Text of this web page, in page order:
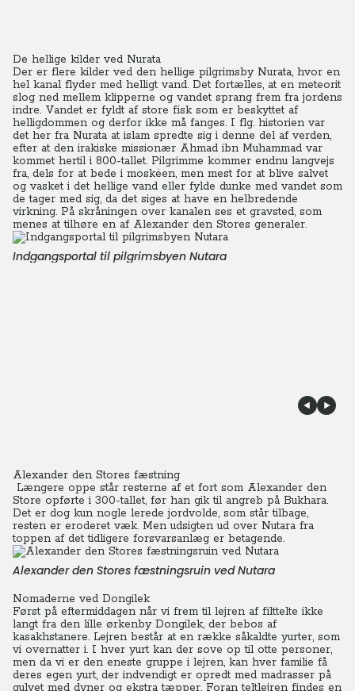
De hellige kilder ved Nurata
Der er flere kilder ved den hellige pilgrimsby Nurata, hvor en
hel kanal flyder med helligt vand. Det fortælles, at en meteorit
slog ned mellem klipperne og vandet sprang frem fra jordens
indre. Vandet er fyldt af store fisk som er beskyttet af
helligdommen og derfor ikke må fanges. I flg. historien var
det her fra Nurata at islam spredte sig i denne del af verden,
efter at den irakiske missionær Ahmad ibn Muhammad var
kommet hertil i 800-tallet. Pilgrimme kommer endnu langvejs
fra, dels for at bede i moskéen, men mest for at blive salvet
og vasket i det hellige vand eller fylde dunke med vandet som
de tager med sig, da det siges at have en helbredende
virkning. På skråningen over kanalen ses et gravsted, som
menes at tilhøre en af Alexander den Stores generaler.
Indgangsportal til pilgrimsbyen Nutara
Alexander den Stores fæstning
Længere oppe står resterne af et fort som Alexander den
Store opførte i 300-tallet, før han gik til angreb på Bukhara.
Det er dog kun nogle lerede jordvolde, som står tilbage,
resten er eroderet væk. Men udsigten ud over Nutara fra
toppen af det tidligere forsvarsanlæg er betagende.
Alexander den Stores fæstningsruin ved Nutara
Nomaderne ved Dongilek
Først på eftermiddagen når vi frem til lejren af filttelte ikke
langt fra den lille ørkenby Dongilek, der bebos af
kasakhstanere. Lejren består at en række såkaldte yurter, som
vi overnatter i. I hver yurt kan der sove op til otte personer,
men da vi er den eneste gruppe i lejren, kan hver familie få
deres egen yurt, der indvendigt er opredt med madrasser på
gulvet med dyner og ekstra tæpper. Foran teltlejren findes en